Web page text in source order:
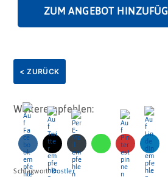
ZUM ANGEBOT
< ZURÜCK
Weiterempfehlen:
Schlagwort:Dostler